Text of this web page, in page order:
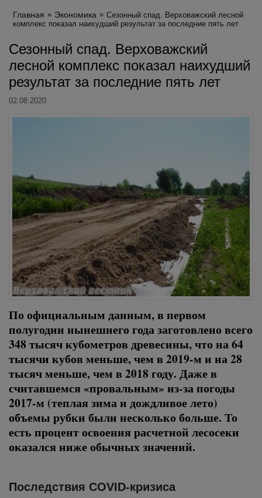
Главная Экономика
Сезонный спад. Верховажский лесной
комплекс показал наихудший результат за последние пять лет
Сезонный спад. Верховажский
лесной комплекс показал наихудший
результат за последние пять лет
02.08.2020
По официальным данным, в первом
полугодии нынешнего года заготовлено всего
348 тысяч кубометров древесины, что на 64
тысячи кубов меньше, чем в 2019-м и на 28
тысяч меньше, чем в 2018 году. Даже в
считавшемся «провальным» из-за погоды
2017-м (теплая зима и дождливое лето)
объемы рубки были несколько больше. То
есть процент освоения расчетной лесосеки
оказался ниже обычных значений.
Последствия COVID-кризиса